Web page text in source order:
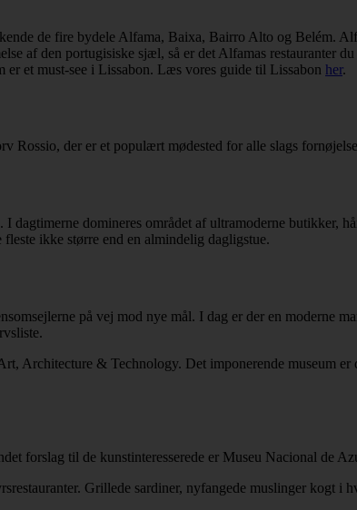
de fire bydele Alfama, Baixa, Bairro Alto og Belém.
af den portugisiske sjæl, så er det Alfamas restauranter
et must-see i Lissabon. Læs vores guide til Lissabon her.
Rossio, der er et populært mødested for alle slags
domineres området af ultramoderne butikker,
ikke større end en almindelig dagligstue.
på vej mod nye mål. I dag er der en moderne
Architecture & Technology. Det imponerende museum
forslag til de kunstinteresserede er Museu Nacional de
Grillede sardiner, nyfangede muslinger kogt